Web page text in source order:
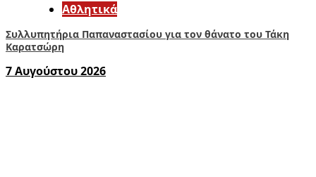
Αθλητικά
Συλλυπητήρια Παπαναστασίου για τον θάνατο του Τάκη
Καρατσώρη
7 Αυγούστου 2026